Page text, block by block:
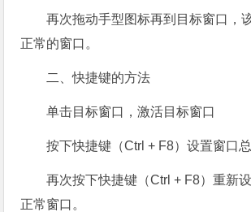
再次拖动手型图标再到目标窗口，
正常的窗口。
二、快捷键的方法
单击目标窗口，激活目标窗口
按下快捷键（Ctrl + F8）设置窗口总
再次按下快捷键（Ctrl + F8）重新
正常窗口。